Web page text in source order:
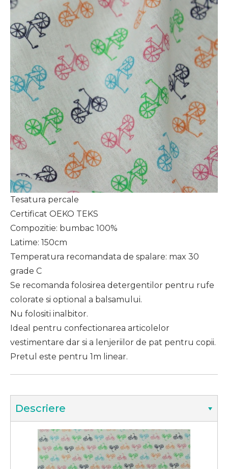
Tesatura percale
Certificat OEKO TEKS
Compozitie: bumbac 100%
Latime: 150cm
Temperatura recomandata de spalare: max 30
grade C
Se recomanda folosirea detergentilor pentru rufe
colorate si optional a balsamului.
Nu folositi inalbitor.
Ideal pentru confectionarea articolelor
vestimentare dar si a lenjeriilor de pat pentru copii.
Pretul este pentru 1m linear.
Descriere